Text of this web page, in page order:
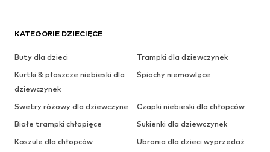
KATEGORIE DZIECIĘCE
Buty dla dzieci
Trampki dla dziewczynek
Kurtki & płaszcze niebieski dla
dziewczynek
Śpiochy niemowlęce
Swetry różowy dla dziewczyne
Czapki niebieski dla chłopców
Białe trampki chłopięce
Sukienki dla dziewczynek
Koszule dla chłopców
Ubrania dla dzieci wyprzedaż